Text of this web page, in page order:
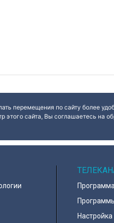
перемещения по сайту более
этого сайта, Вы соглашаетесь на